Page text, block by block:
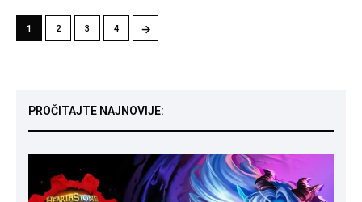
1 2 3 4 →
PROČITAJTE NAJNOVIJE: